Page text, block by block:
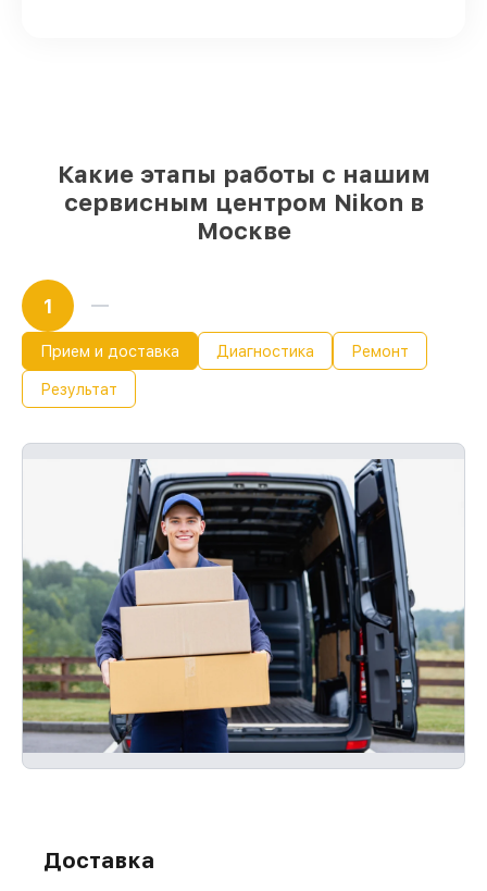
Какие этапы работы с нашим
сервисным центром Nikon в
Москве
1
Прием и доставка Диагностика Ремонт
Результат
Доставка